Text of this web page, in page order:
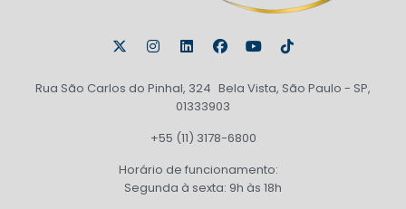
Rua São Carlos do Pinhal, 324 Bela Vista, São Paulo - SP,
01333903
+55 (11) 3178-6800
Horário de funcionamento:
Segunda à sexta: 9h às 18h